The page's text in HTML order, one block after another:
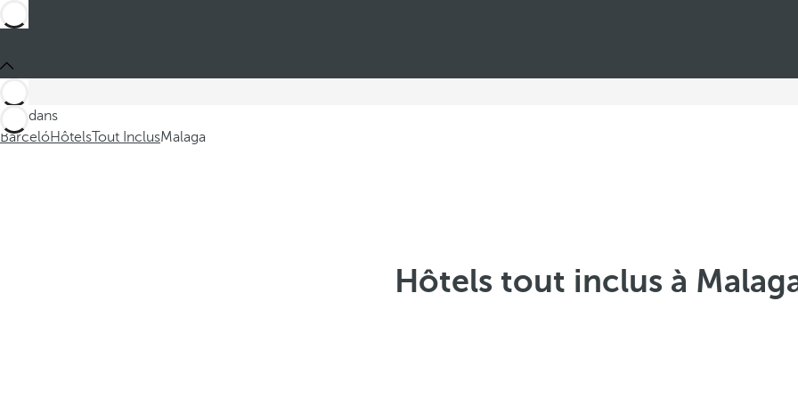
Ces dans
BarcelóHôtelsTout InclusMalaga
Hôtels tout inclus à